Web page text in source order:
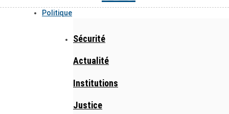
Politique
Sécurité
Actualité
Institutions
Justice